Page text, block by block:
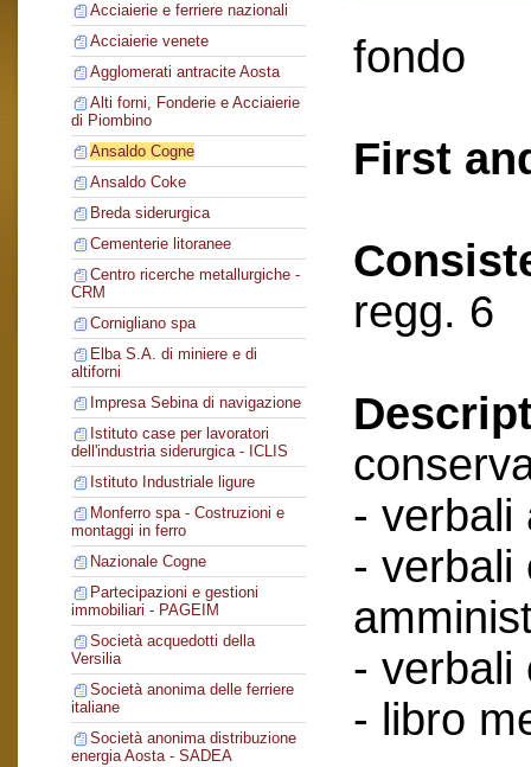
Acciaierie e ferriere nazionali
Acciaierie venete
Agglomerati antracite Aosta
Alti forni, Fonderie e Acciaierie
di Piombino
Ansaldo Cogne
Ansaldo Coke
Breda siderurgica
Cementerie litoranee
Centro ricerche metallurgiche -
CRM
Cornigliano spa
Elba S.A. di miniere e di
altiforni
Impresa Sebina di navigazione
Istituto case per lavoratori
dell'industria siderurgica - ICLIS
Istituto Industriale ligure
Monferro spa - Costruzioni e
montaggi in ferro
Nazionale Cogne
Partecipazioni e gestioni
immobiliari - PAGEIM
Società acquedotti della
Versilia
Società anonima delle ferriere
italiane
Società anonima distribuzione
energia Aosta - SADEA
fondo
First
regg. 6
- verbali
- verbali
- verbali
- libro